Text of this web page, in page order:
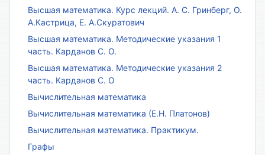
Высшая математика. Курс лекций. А. С. Гринберг, О.
А.Кастрица, Е. А.Скуратович
Высшая математика. Методические указания 1
часть. Карданов С. О.
Высшая математика. Методические указания 2
часть. Карданов С. О
Вычислительная математика
Вычислительная математика (Е.Н. Платонов)
Вычислительная математика. Практикум.
Графы